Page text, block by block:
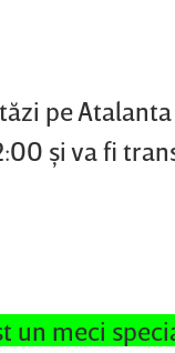
pe
şi va fi
un meci